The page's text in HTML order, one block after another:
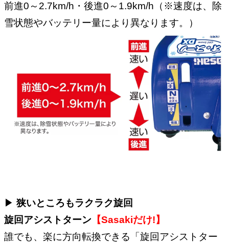
前進0～2.7km/h・後進0～1.9km/h（※速度は、除
雪状態やバッテリー量により異なります。）
▶︎ 狭いところもラクラク旋回
旋回アシストターン 【Sasakiだけ!】
誰でも、楽に方向転換できる「旋回アシストター